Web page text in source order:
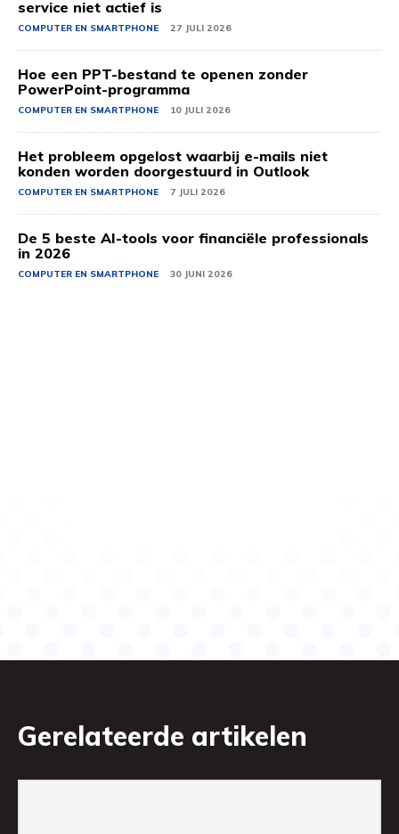
service niet actief is
COMPUTER EN SMARTPHONE 27 JULI 2026
Hoe een PPT-bestand te openen zonder
PowerPoint-programma
COMPUTER EN SMARTPHONE 10 JULI 2026
Het probleem opgelost waarbij e-mails niet
konden worden doorgestuurd in Outlook
COMPUTER EN SMARTPHONE 7 JULI 2026
De 5 beste AI-tools voor financiële professionals
in 2026
COMPUTER EN SMARTPHONE 30 JUNI 2026
Gerelateerde artikelen